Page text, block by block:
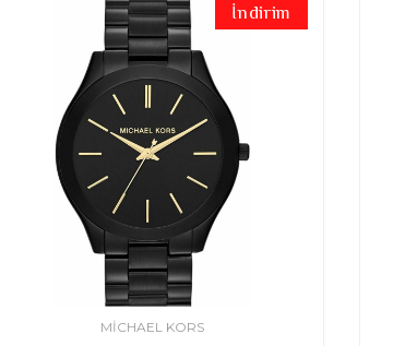
İndirim
MICHAEL KORS